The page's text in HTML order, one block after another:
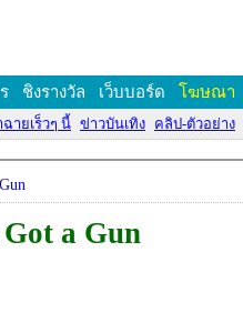
ชิงรางวัล เว็บบอร์ด โฆษณา
ายเร็วๆ นี้ ข่าวบันเทิง คลิป-ตัวอย่าง
a Gun